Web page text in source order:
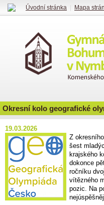
Okresní kolo geografické
19.03.2026
Z
šest
krajského
dokonce
ročníku
vítězného
pozic. Na
Úvodní stránka Mapa